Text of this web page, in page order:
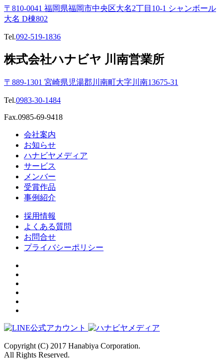
〒810-0041 福岡県福岡市中央区大名2丁目10-1 シャンボール
大名 D棟802
Tel.092-519-1836
株式会社ハナビヤ 川南営業所
〒889-1301 宮崎県児湯郡川南町大字川南13675-31
Tel.0983-30-1484
Fax.0985-69-9418
会社案内
お知らせ
ハナビヤメディア
サービス
メンバー
受賞作品
事例紹介
採用情報
よくある質問
お問合せ
プライバシーポリシー
Copyright (C) 2017 Hanabiya Corporation.
All Rights Reserved.